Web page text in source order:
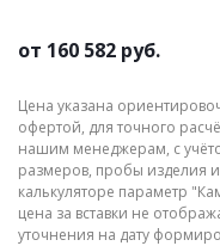
от 160 582 руб.
Цена указана
офертой, для точного
нашим менеджерам, с
размеров, пробы изделия и
калькуляторе параметр
цена за вставки не
уточнения на дату